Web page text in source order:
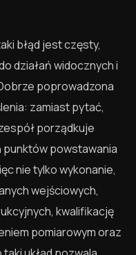
błąd jest częsty,
działań widocznych i
poprowadzona
zamiast pytać,
porządkuje
powstawania
nie tylko wykonanie,
wejściowych,
kwalifikację
pomiarowym oraz